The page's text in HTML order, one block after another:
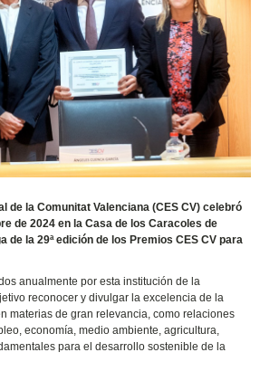
de la Comunitat Valenciana (CES CV) celebró
de 2024 en la Casa de los Caracoles de
de la 29ª edición de los Premios CES CV para
anualmente por esta institución de la
reconocer y divulgar la excelencia de la
materias de gran relevancia, como relaciones
economía, medio ambiente, agricultura,
para el desarrollo sostenible de la